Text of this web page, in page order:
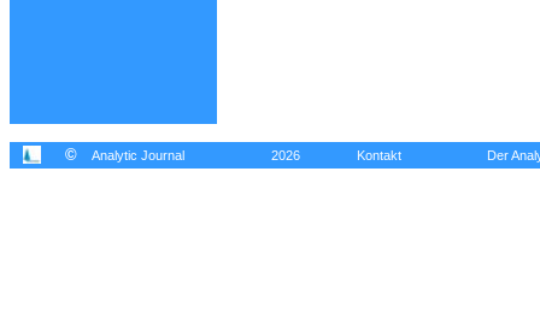
© Analytic Journal 2026 Kontakt Der